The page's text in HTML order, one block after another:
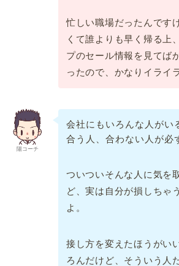
忙しい職場だったんです
くて誰よりも早く帰る上
プのセール情報を見てば
ったので、かなりイライ
陽コーチ
会社にもいろんな人がい
合う人、合わない人が必
ついついそんな人に気を
ど、実は自分が損しちゃ
よ。
接し方を変えたほうがい
ろんだけど、そういう人